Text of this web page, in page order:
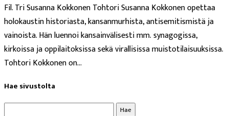
Fil. Tri Susanna Kokkonen Tohtori Susanna Kokkonen opettaa
holokaustin historiasta, kansanmurhista, antisemitismistä ja
vainoista. Hän luennoi kansainvälisesti mm. synagogissa,
kirkoissa ja oppilaitoksissa sekä virallisissa muistotilaisuuksissa.
Tohtori Kokkonen on...
Hae sivustolta